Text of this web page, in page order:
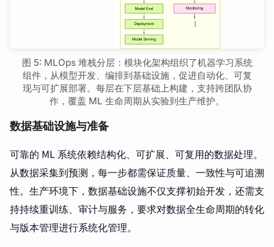
图 5: MLOps 堆栈分层：模块化架构组织了机器学习系统
组件，从模型开发、编排到基础设施，促进自动化、可复
现与可扩展部署。每层在下层基础上构建，支持跨团队协
作，覆盖 ML 生命周期从实验到生产维护。
数据基础设施与准备
可靠的 ML 系统依赖结构化、可扩展、可复用的数据处理。
从数据采集到预测，每一步都需保证质量、一致性与可追溯
性。生产环境下，数据基础设施不仅支撑初始开发，还需支
持持续重训练、审计与服务，要求对数据全生命周期的转化
与版本管理进行系统化管理。